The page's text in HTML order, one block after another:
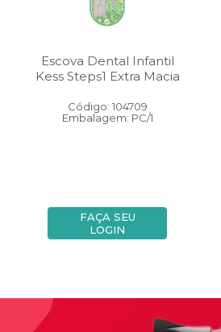
Escova Dental Infantil
Kess Steps1 Extra Macia
Código: 104709
Embalagem: PC/1
FAÇA SEU
LOGIN